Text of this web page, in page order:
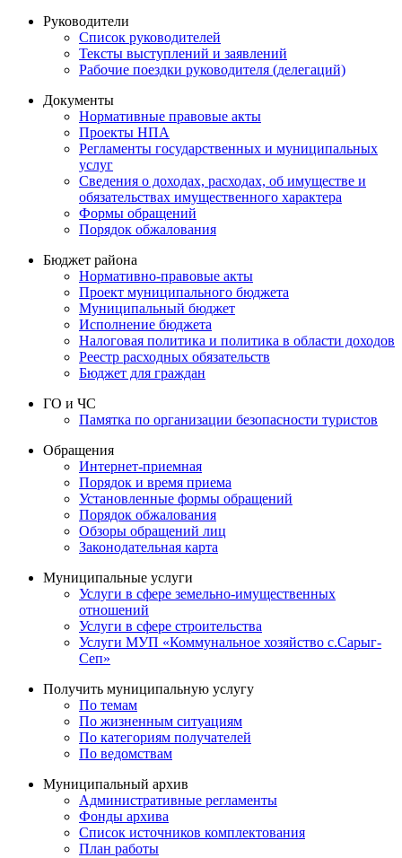
Руководители
Список руководителей
Тексты выступлений и заявлений
Рабочие поездки руководителя (делегаций)
Документы
Нормативные правовые акты
Проекты НПА
Регламенты государственных и муниципальных
услуг
Сведения о доходах, расходах, об имуществе и
обязательствах имущественного характера
Формы обращений
Порядок обжалования
Бюджет района
Нормативно-правовые акты
Проект муниципального бюджета
Муниципальный бюджет
Исполнение бюджета
Налоговая политика и политика в области доходов
Реестр расходных обязательств
Бюджет для граждан
ГО и ЧС
Памятка по организации безопасности туристов
Обращения
Интернет-приемная
Порядок и время приема
Установленные формы обращений
Порядок обжалования
Обзоры обращений лиц
Законодательная карта
Муниципальные услуги
Услуги в сфере земельно-имущественных
отношений
Услуги в сфере строительства
Услуги МУП «Коммунальное хозяйство с.Сарыг-
Сеп»
Получить муниципальную услугу
По темам
По жизненным ситуациям
По категориям получателей
По ведомствам
Муниципальный архив
Административные регламенты
Фонды архива
Список источников комплектования
План работы